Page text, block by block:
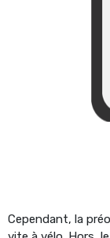
Cependant, la